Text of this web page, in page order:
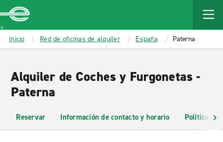
MAIN
CONTENT
Enterprise
Inicio Red de oficinas de alquiler España Paterna
Alquiler de Coches y Furgonetas -
Paterna
Reservar Información de contacto y horario Políticas